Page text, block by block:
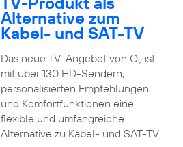
Alternative zum
Kabel- und SAT-TV
Das neue TV-Angebot von O2ist
mit über 130 HD-Sendern,
personalisierten Empfehlungen
und Komfortfunktionen eine
flexible und umfangreiche
Alternative zu Kabel- und SAT-TV.